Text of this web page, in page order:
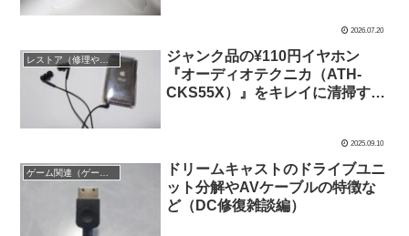
2026.07.20
レストア（修理や修繕など）失敗もアリ！
ジャンク品の¥110円イヤホン
『オーディオテクニカ（ATH-
CKS55X）』をキレイに清掃す
2025.09.10
ドリームキャストのドライブユニ
ット分解やAVケーブルの特徴な
ど（DC修復雑談編）